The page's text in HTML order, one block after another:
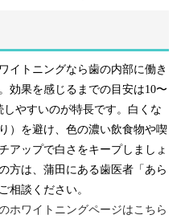
イトニングなら歯の内部に働き
効果を感じるまでの目安は10〜
やすいのが特長です。白くな
）を避け、色の濃い飲食物や喫
アップで白さをキープしましょ
方は、蒲田にある歯医者「あら
相談ください。
ホワイトニングページはこちら